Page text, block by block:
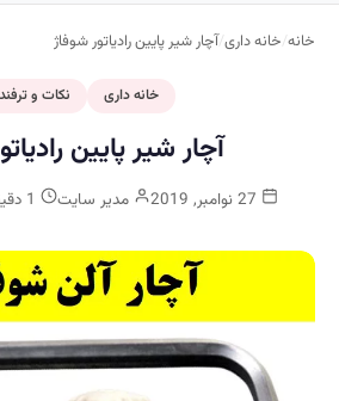
خانه/خانه داری/آچار شیر پایین رادیاتور شوفاژ
خانه داری نکات و
آچار شیر پایین
مدیر سایت